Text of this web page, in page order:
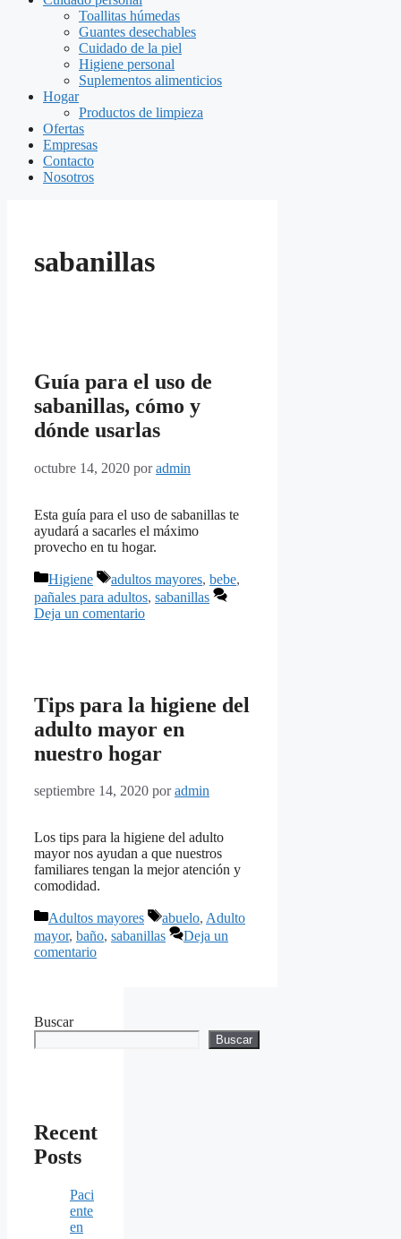
Toallitas húmedas
Guantes desechables
Cuidado de la piel
Higiene personal
Suplementos alimenticios
Hogar
Productos de limpieza
Ofertas
Empresas
Contacto
Nosotros
sabanillas
Guía para el uso de
sabanillas, cómo y
dónde usarlas
octubre 14, 2020 poradmin
Esta guía para el uso de sabanillas te
ayudará a sacarles el máximo
provecho en tu hogar.
Categorías
Higiene Etiquetas
adultos mayores, bebe,
pañales para adultos, sabanillas
Deja un comentario
Tips para la higiene del
adulto mayor en
nuestro hogar
septiembre 14, 2020 poradmin
Los tips para la higiene del adulto
mayor nos ayudan a que nuestros
familiares tengan la mejor atención y
comodidad.
Categorías
Adultos mayores Etiquetas
abuelo, Adulto
mayor, baño, sabanillas
Deja un
comentario
Buscar
Buscar
Recent
Posts
Paci
ente
en